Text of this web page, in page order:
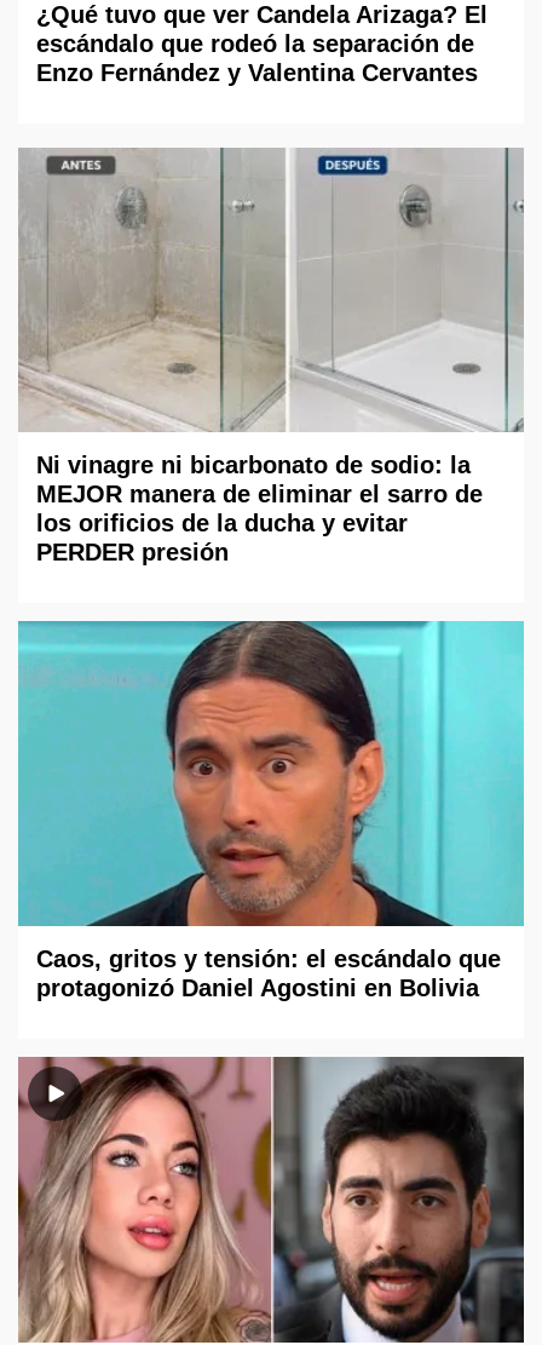
¿Qué tuvo que ver Candela Arizaga? El
escándalo que rodeó la separación de
Enzo Fernández y Valentina Cervantes
Ni vinagre ni bicarbonato de sodio: la
MEJOR manera de eliminar el sarro de
los orificios de la ducha y evitar
PERDER presión
Caos, gritos y tensión: el escándalo que
protagonizó Daniel Agostini en Bolivia